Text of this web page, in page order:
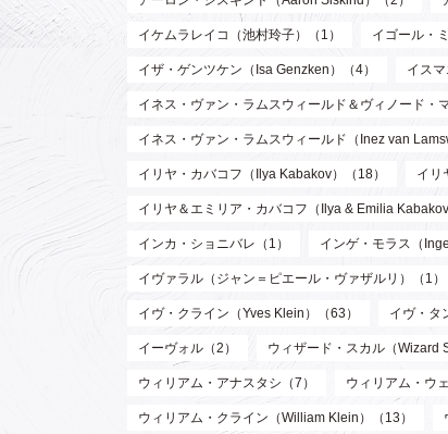
イケムラレイコ（池村玲子）（1） イゴール・
イザ・ゲンツケン（Isa Genzken）（4） イス
イネス・ヴァン・ラムスウィールド＆ヴィノード・
イネス・ヴァン・ラムスウィールド（Inez van
イリヤ・カバコフ（Ilya Kabakov）（18） イリ
イリヤ＆エミリア・カバコフ（Ilya & Emilia Kabakov
インカ・ショニバレ（1） インゲ・モラス（
イヴァラル（ジャン＝ピエール・ヴァザルリ）（1）
イヴ・クライン（Yves Klein）（63） イヴ・タ
イーヴォル（2） ウィザード・スカル（Wizard
ウィリアム・アナスタシ（7） ウィリアム・ウ
ウィリアム・クライン（William Klein）（13）